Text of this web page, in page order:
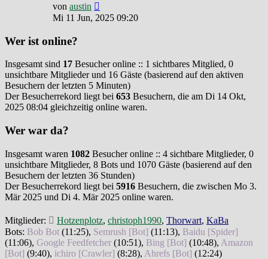
von austin
Beitrag
Mi 11 Jun, 2025 09:20
Wer ist online?
Insgesamt sind 17 Besucher online :: 1 sichtbares Mitglied, 0
unsichtbare Mitglieder und 16 Gäste (basierend auf den aktiven
Besuchern der letzten 5 Minuten)
Der Besucherrekord liegt bei 653 Besuchern, die am Di 14 Okt,
2025 08:04 gleichzeitig online waren.
Wer war da?
Insgesamt waren 1082 Besucher online :: 4 sichtbare Mitglieder, 0
unsichtbare Mitglieder, 8 Bots und 1070 Gäste (basierend auf den
Besuchern der letzten 36 Stunden)
Der Besucherrekord liegt bei 5916 Besuchern, die zwischen Mo 3.
Mär 2025 und Di 4. Mär 2025 online waren.
Mitglieder: Hotzenplotz, christoph1990, Thorwart, KaBa
Bots: Bob Bot (11:25), Semrush [Bot] (11:13), Baidu [Spider]
(11:06), Google Feedfetcher (10:51), Bing [Bot] (10:48), Amazon
[Bot] (9:40), ichiro [Crawler] (8:28), Ahrefs [Bot] (12:24)